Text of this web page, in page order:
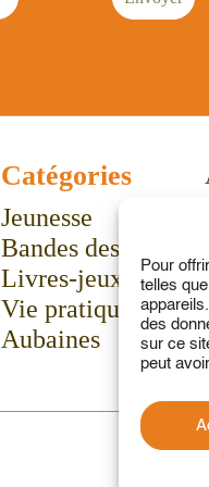
Pour
telles
des
sur ce
peut
Catégories
Jeunesse
Bandes dessinées
Livres-jeux
Vie pratique
Aubaines